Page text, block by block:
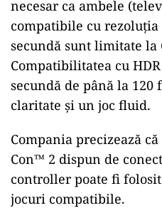
necesar ca ambele
compatibile cu rezoluția
secundă sunt limitate la
Compatibilitatea cu
secundă de până la
claritate și un joc fluid.
Compania precizează
Con™ 2 dispun de
controller poate fi
jocuri compatibile.